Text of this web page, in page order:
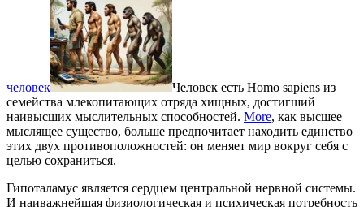
человек
Человек есть Homo sapiens из
семейства млекопитающих отряда хищных, достигший
наивысших мыслительных способностей. More, как высшее
мыслящее существо, больше предпочитает находить единство
этих двух противоположностей: он меняет мир вокруг себя с
целью сохраниться.
Гипоталамус является сердцем центральной нервной системы.
И наиважнейшая физиологическая и психическая потребность